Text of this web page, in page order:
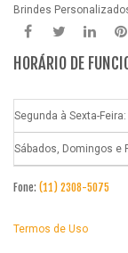
Brindes
HORÁRIO DE
Segunda à Sexta-Feira:
Sábados, Domingos e
Fone: (11) 2308-5075
Termos de Uso